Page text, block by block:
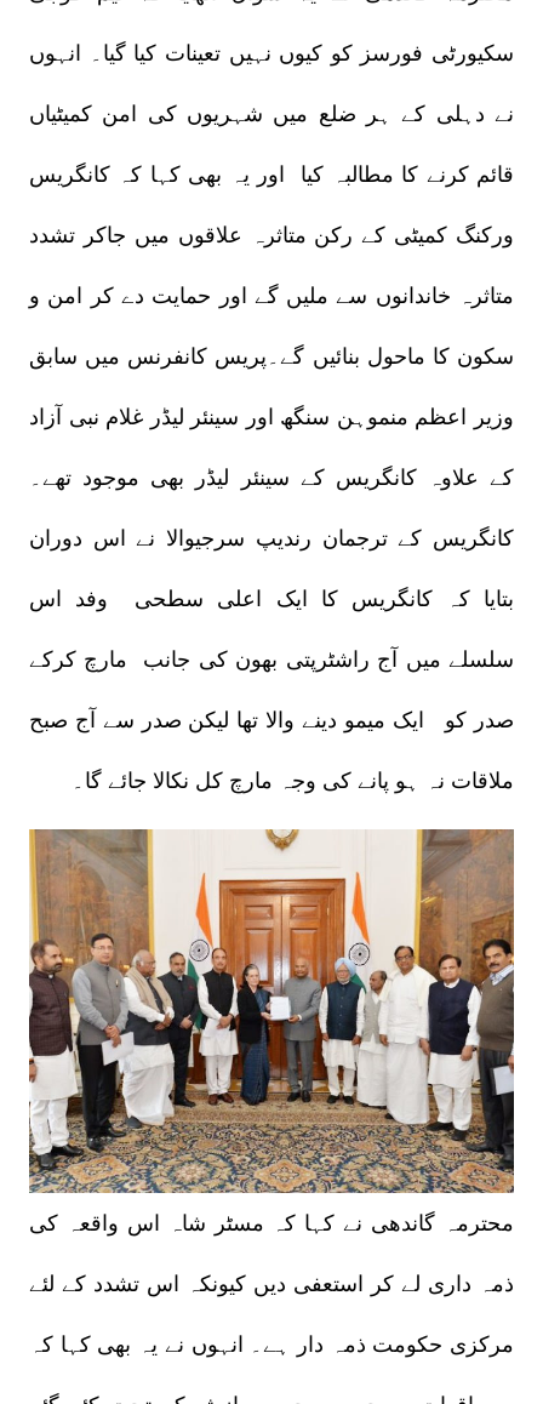
سکیورٹی فورسز کو کیوں نہیں تعینات کیا گیا۔ انہوں
نے دہلی کے ہر ضلع میں شہریوں کی امن کمیٹیاں
قائم کرنے کا مطالبہ کیا اور یہ بھی کہا کہ کانگریس
ورکنگ کمیٹی کے رکن متاثرہ علاقوں میں جاکر تشدد
متاثرہ خاندانوں سے ملیں گے اور حمایت دے کر امن و
سکون کا ماحول بنائیں گے۔پریس کانفرنس میں سابق
وزیر اعظم منموہن سنگھ اور سینئر لیڈر غلام نبی آزاد
کے علاوہ کانگریس کے سینئر لیڈر بھی موجود تھے۔
کانگریس کے ترجمان رندیپ سرجیوالا نے اس دوران
بتایا کہ کانگریس کا ایک اعلی سطحی وفد اس
سلسلے میں آج راشٹرپتی بھون کی جانب مارچ کرکے
صدر کو ایک میمو دینے والا تھا لیکن صدر سے آج صبح
ملاقات نہ ہو پانے کی وجہ مارچ کل نکالا جائے گا۔
محترمہ گاندھی نے کہا کہ مسٹر شاہ اس واقعہ کی
ذمہ داری لے کر استعفی دیں کیونکہ اس تشدد کے لئے
مرکزی حکومت ذمہ دار ہے۔ انہوں نے یہ بھی کہا کہ